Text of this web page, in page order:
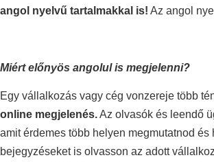
angol nyelvű tartalmakkal is! Az angol
Miért előnyös angolul is megjelenni?
Egy vállalkozás vagy cég vonzereje több
online megjelenés.Az olvasók és leendő
amit érdemes több helyen megmutatnod
bejegyzéseket is olvasson az adott